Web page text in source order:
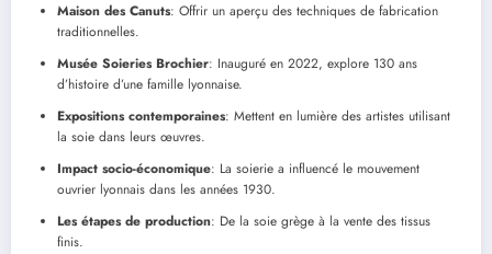
Maison des Canuts: Offrir un aperçu des techniques de fabrication
traditionnelles.
Musée Soieries Brochier: Inauguré en 2022, explore 130 ans
d’histoire d’une famille lyonnaise.
Expositions contemporaines: Mettent en lumière des artistes utilisant
la soie dans leurs œuvres.
Impact socio-économique: La soierie a influencé le mouvement
ouvrier lyonnais dans les années 1930.
Les étapes de production: De la soie grège à la vente des tissus
finis.